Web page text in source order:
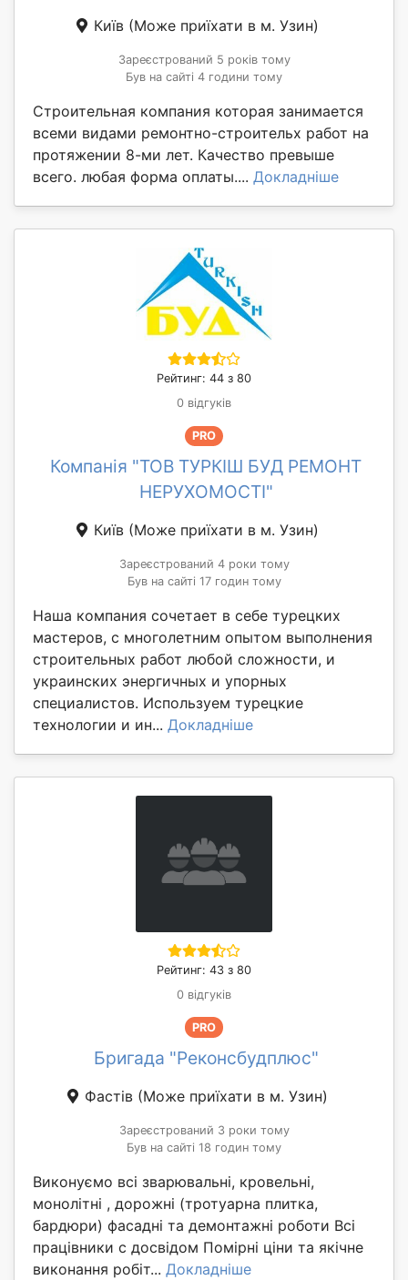
Київ (Може приїхати в м. Узин)
Зареєстрований 5 років тому
Був на сайті 4 години тому
Строительная компания которая занимается
всеми видами ремонтно-строительх работ на
протяжении 8-ми лет. Качество превыше
всего. любая форма оплаты.... Докладніше
Рейтинг: 44 з 80
0 відгуків
PRO
Компанія "ТОВ ТУРКІШ БУД РЕМОНТ
НЕРУХОМОСТІ"
Київ (Може приїхати в м. Узин)
Зареєстрований 4 роки тому
Був на сайті 17 годин тому
Наша компания сочетает в себе турецких
мастеров, с многолетним опытом выполнения
строительных работ любой сложности, и
украинских энергичных и упорных
специалистов. Используем турецкие
технологии и ин... Докладніше
Рейтинг: 43 з 80
0 відгуків
PRO
Бригада "Реконсбудплюс"
Фастів (Може приїхати в м. Узин)
Зареєстрований 3 роки тому
Був на сайті 18 годин тому
Виконуємо всі зварювальні, кровельні,
монолітні , дорожні (тротуарна плитка,
бардюри) фасадні та демонтажні роботи Всі
працівники с досвідом Помірні ціни та якічне
виконання робіт... Докладніше